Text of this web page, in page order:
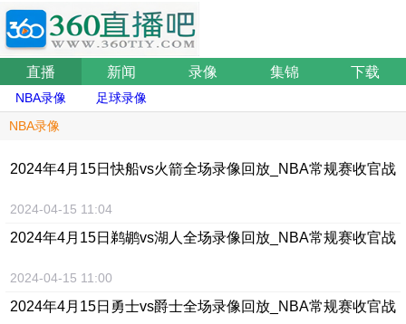
直播 新闻 录像 集锦 下载
NBA录像
足球录像
NBA录像
2024年4月15日快船vs火箭全场录像回放_NBA常规赛收官战
2024-04-15 11:04
2024年4月15日鹈鹕vs湖人全场录像回放_NBA常规赛收官战
2024-04-15 11:00
2024年4月15日勇士vs爵士全场录像回放_NBA常规赛收官战